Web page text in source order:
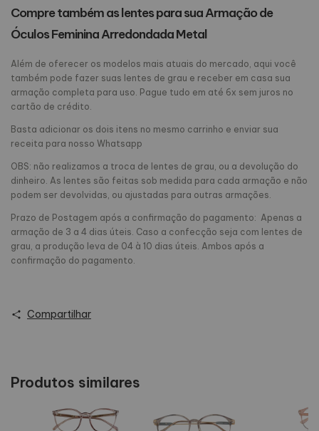
Compre também as lentes para sua Armação de
Óculos Feminina Arredondada Metal
Além de oferecer os modelos mais atuais do mercado, aqui você
também pode fazer suas lentes de grau e receber em casa sua
armação completa para uso. Pague tudo em até 6x sem juros no
cartão de crédito.
Basta adicionar os dois itens no mesmo carrinho e enviar sua
receita para nosso Whatsapp
OBS: não realizamos a troca de lentes de grau, ou a devolução do
dinheiro. As lentes são feitas sob medida para cada armação e não
podem ser devolvidas, ou ajustadas para outras armações.
Prazo de Postagem após a confirmação do pagamento: Apenas a
armação de 3 a 4 dias úteis. Caso a confecção seja com lentes de
grau, a produção leva de 04 à 10 dias úteis. Ambos após a
confirmação do pagamento.
Compartilhar
Produtos similares